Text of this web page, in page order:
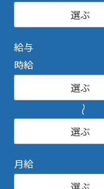
選ぶ
給与
時給
選ぶ
選ぶ
月給